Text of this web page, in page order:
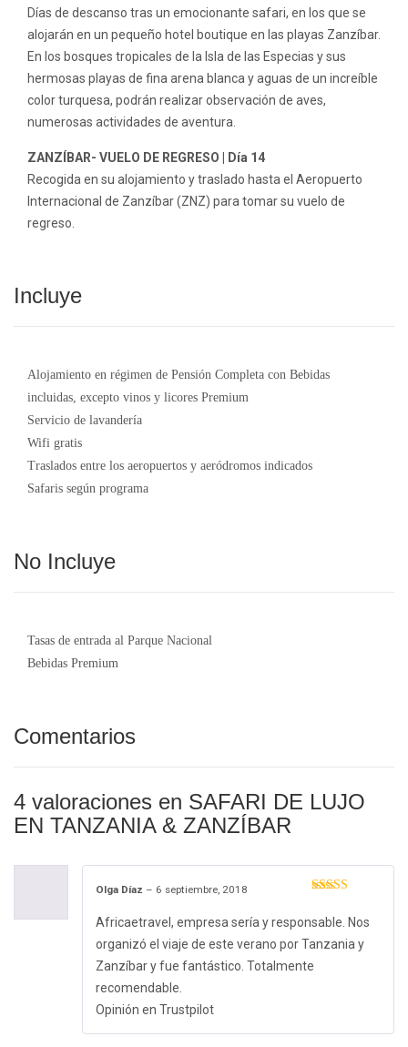
Días de descanso tras un emocionante safari, en los que se
alojarán en un pequeño hotel boutique en las playas Zanzíbar.
En los bosques tropicales de la Isla de las Especias y sus
hermosas playas de fina arena blanca y aguas de un increíble
color turquesa, podrán realizar observación de aves,
numerosas actividades de aventura.
ZANZÍBAR- VUELO DE REGRESO | Día 14
Recogida en su alojamiento y traslado hasta el Aeropuerto
Internacional de Zanzíbar (ZNZ) para tomar su vuelo de
regreso.
Incluye
Alojamiento en régimen de Pensión Completa con Bebidas
incluidas, excepto vinos y licores Premium
Servicio de lavandería
Wifi gratis
Traslados entre los aeropuertos y aeródromos indicados
Safaris según programa
No Incluye
Tasas de entrada al Parque Nacional
Bebidas Premium
Comentarios
4 valoraciones en SAFARI DE LUJO
EN TANZANIA & ZANZÍBAR
5 de 5
Olga Díaz – 6 septiembre, 2018
Africaetravel, empresa sería y responsable. Nos
organizó el viaje de este verano por Tanzania y
Zanzíbar y fue fantástico. Totalmente
recomendable.
Opinión en Trustpilot